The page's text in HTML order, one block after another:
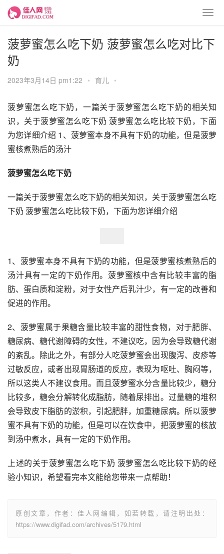
菠萝蜜怎么吃下奶 菠萝蜜怎么吃对比下
奶
2023年3月14日 pm1:22 • 育儿 •
菠萝蜜怎么吃下奶，一篇关于菠萝蜜怎么吃下奶的相关知
识，关于菠萝蜜怎么吃下奶 菠萝蜜怎么吃比较下奶，下面
为您详细介绍 1、菠萝蜜本身不具有下奶的功能，但是菠萝
蜜核煮熟后的汤汁
菠萝蜜怎么吃下奶
一篇关于菠萝蜜怎么吃下奶的相关知识，关于菠萝蜜怎么吃
下奶 菠萝蜜怎么吃比较下奶，下面为您详细介绍
1、菠萝蜜本身不具有下奶的功能，但是菠萝蜜核煮熟后的
汤汁具有一定的下奶作用。菠萝蜜核中含有比较丰富的脂
肪、蛋白质和淀粉，对于女性产后乳汁少，有一定的改善和
促进的作用。
2、菠萝蜜属于果糖含量比较丰富的甜性食物，对于肥胖、
糖尿病、糖代谢障碍的女性，不建议吃，因为会导致糖代谢
的紊乱。除此之外，有部分人吃菠萝蜜会出现腹泻、皮疹等
过敏反应，或者出现胃肠道的反应，表现为呕吐、胸闷等，
所以这类人不建议食用。而且菠萝蜜水分含量比较少，糖分
比较多，糖会分解转化成脂肪，随着尿排出。过量糖的堆积
会导致皮下脂肪的淤积，引起肥胖，加重糖尿病。所以菠萝
蜜不具有下奶的功能，但是可以在饮食中，把菠萝蜜的核放
到汤中煮水，具有一定的下奶作用。
上述的关于菠萝蜜怎么吃下奶 菠萝蜜怎么吃比较下奶的经
验小知识，希望看完本文能给您带来一点帮助！
原创文章，作者：佳人网编辑，如若转载，请注明出处：
https://www.digifad.com/archives/5179.html